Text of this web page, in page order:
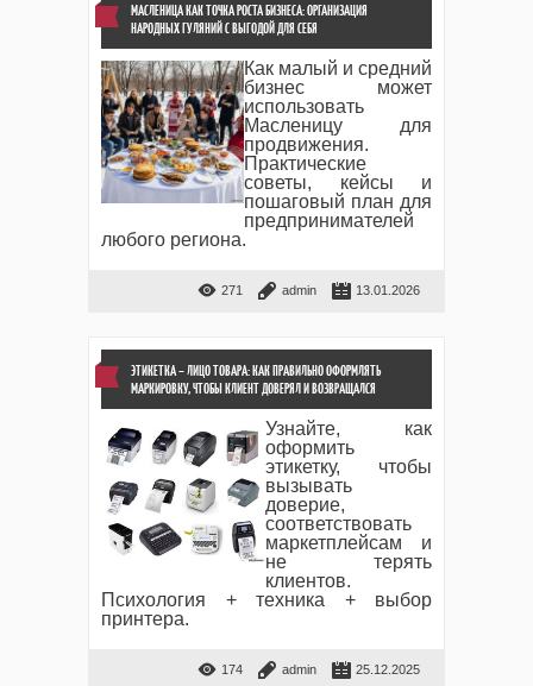
МАСЛЕНИЦА КАК ТОЧКА РОСТА БИЗНЕСА: ОРГАНИЗАЦИЯ
НАРОДНЫХ ГУЛЯНИЙ С ВЫГОДОЙ ДЛЯ СЕБЯ
Как малый и средний
бизнес может
использовать
Масленицу для
продвижения.
Практические
советы, кейсы и
пошаговый план для
предпринимателей
любого региона.
271 admin 13.01.2026
ЭТИКЕТКА – ЛИЦО ТОВАРА: КАК ПРАВИЛЬНО ОФОРМЛЯТЬ
МАРКИРОВКУ, ЧТОБЫ КЛИЕНТ ДОВЕРЯЛ И ВОЗВРАЩАЛСЯ
Узнайте, как
оформить
этикетку, чтобы
вызывать
доверие,
соответствовать
маркетплейсам и
не терять
клиентов.
Психология + техника + выбор
принтера.
174 admin 25.12.2025